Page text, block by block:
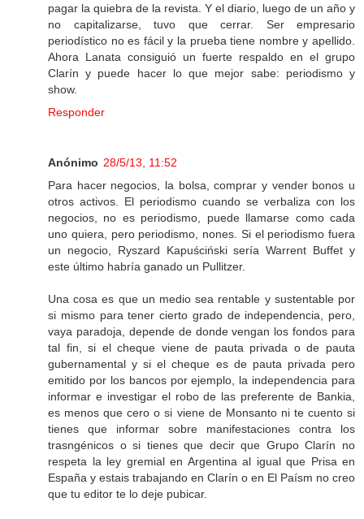
pagar la quiebra de la revista. Y el diario, luego de un año y
no capitalizarse, tuvo que cerrar. Ser empresario
periodístico no es fácil y la prueba tiene nombre y apellido.
Ahora Lanata consiguió un fuerte respaldo en el grupo
Clarín y puede hacer lo que mejor sabe: periodismo y
show.
Responder
Anónimo 28/5/13, 11:52
Para hacer negocios, la bolsa, comprar y vender bonos u
otros activos. El periodismo cuando se verbaliza con los
negocios, no es periodismo, puede llamarse como cada
uno quiera, pero periodismo, nones. Si el periodismo fuera
un negocio, Ryszard Kapuściński sería Warrent Buffet y
este último habría ganado un Pullitzer.
Una cosa es que un medio sea rentable y sustentable por
si mismo para tener cierto grado de independencia, pero,
vaya paradoja, depende de donde vengan los fondos para
tal fin, si el cheque viene de pauta privada o de pauta
gubernamental y si el cheque es de pauta privada pero
emitido por los bancos por ejemplo, la independencia para
informar e investigar el robo de las preferente de Bankia,
es menos que cero o si viene de Monsanto ni te cuento si
tienes que informar sobre manifestaciones contra los
trasngénicos o si tienes que decir que Grupo Clarín no
respeta la ley gremial en Argentina al igual que Prisa en
España y estais trabajando en Clarín o en El Paísm no creo
que tu editor te lo deje pubicar.